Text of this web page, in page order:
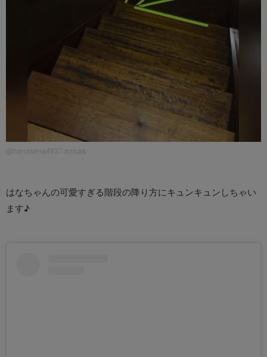
@hanasena4937/anicas
はなちゃんの可愛すぎる階段の降り方にキュンキュンしちゃい
ます♪